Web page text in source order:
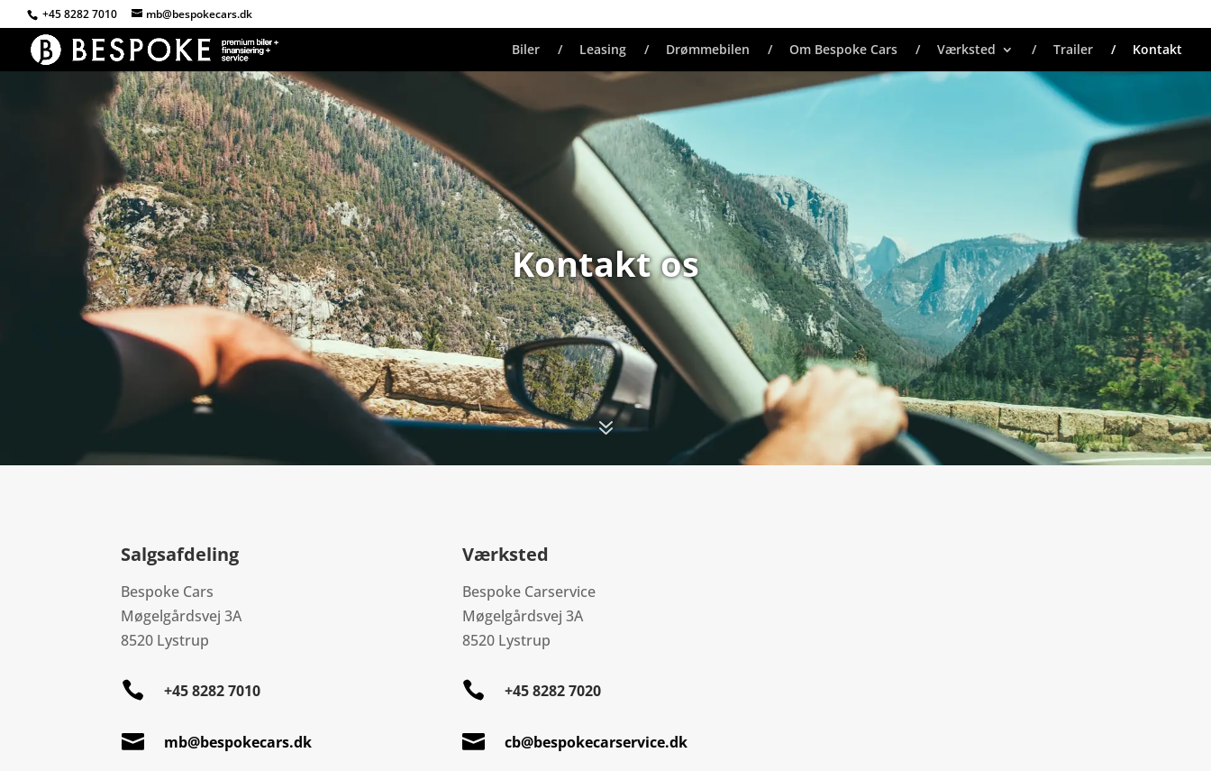
+45 8282 7010 mb@bespokecars.dk
Biler Leasing Drømmebilen Om Bespoke Cars Værksted Trailer Kontakt
Kontakt os
7
Salgsafdeling
Bespoke Cars
Møgelgårdsvej 3A
8520 Lystrup
 +45 8282 7010
 mb@bespokecars.dk
Værksted
Bespoke Carservice
Møgelgårdsvej 3A
8520 Lystrup
 +45 8282 7020
 cb@bespokecarservice.dk